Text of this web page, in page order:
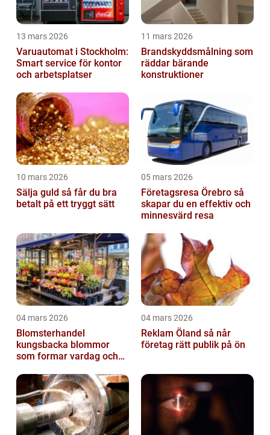
13 mars 2026
Varuautomat i Stockholm:
Smart service för kontor
och arbetsplatser
11 mars 2026
Brandskyddsmålning som
räddar bärande
konstruktioner
10 mars 2026
Sälja guld så får du bra
betalt på ett tryggt sätt
05 mars 2026
Företagsresa Örebro så
skapar du en effektiv och
minnesvärd resa
04 mars 2026
Blomsterhandel
kungsbacka blommor
som formar vardag och
04 mars 2026
Reklam Öland så når
företag rätt publik på ön